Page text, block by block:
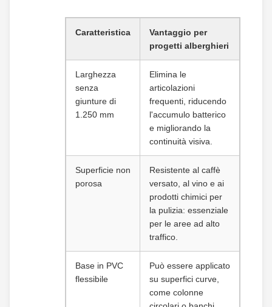
Caratteristica
Vantaggio per
progetti alberghieri
Larghezza
senza
giunture di
1.250 mm
Elimina le
articolazioni
frequenti, riducendo
l'accumulo batterico
e migliorando la
continuità visiva.
Superficie non
porosa
Resistente al caffè
versato, al vino e ai
prodotti chimici per
la pulizia: essenziale
per le aree ad alto
traffico.
Base in PVC
flessibile
Può essere applicato
su superfici curve,
come colonne